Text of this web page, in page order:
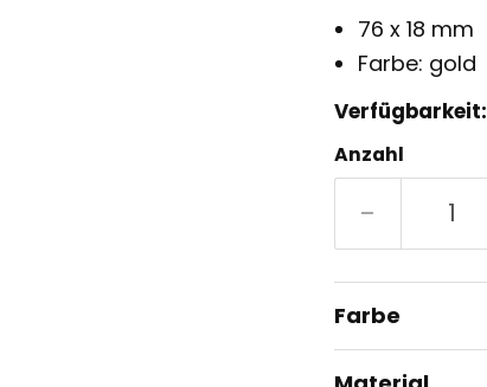
76 x 18 mm
Farbe: gold
Verfügbarkeit:
Anzahl
Farbe